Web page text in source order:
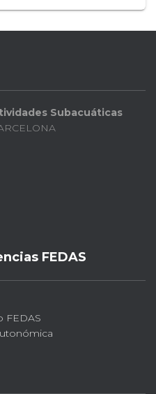
Subacuáticas
FEDAS
FEDAS